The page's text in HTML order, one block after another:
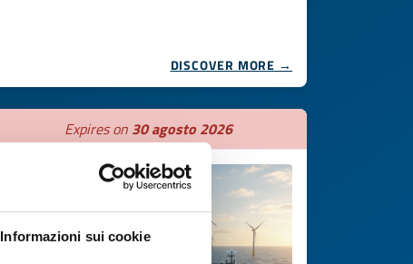
Informazioni sui cookie
DISCOVER MORE →
Expires on 30 agosto 2026